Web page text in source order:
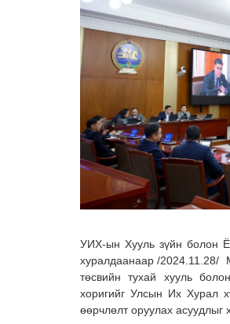
УИХ-ын Хууль зүйн болон
хуралдаанаар /2024.11.28/
төсвийн тухай хууль
хоригийг Улсын Их Хурал
өөрчлөлт оруулах асуудлыг